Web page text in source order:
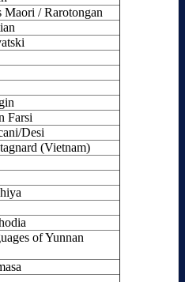
Maori / Rarotongan
Farsi
Desi
(Vietnam)
of Yunnan